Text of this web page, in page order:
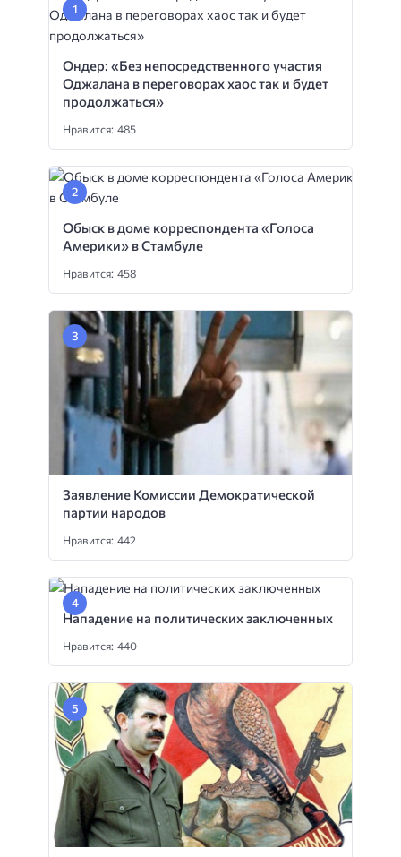
Ондер: «Без непосредственного участия
Оджалана в переговорах хаос так и будет
продолжаться»
Нравится: 485
Обыск в доме корреспондента «Голоса
Америки» в Стамбуле
Нравится: 458
Заявление Комиссии Демократической
партии народов
Нравится: 442
Нападение на политических заключенных
Нравится: 440